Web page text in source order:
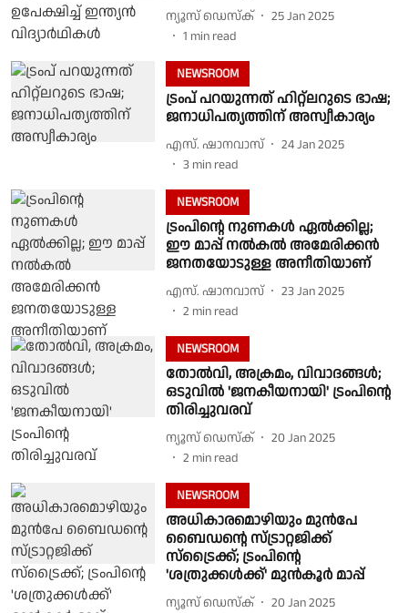
ന്യൂസ് ഡെസ്ക്
25 Jan 2025
1 min read
NEWSROOM
ട്രംപ് പറയുന്നത് ഹിറ്റ്ലറുടെ ഭാഷ;
ജനാധിപത്യത്തിന് അസ്വീകാര്യം
എസ്. ഷാനവാസ്
24 Jan 2025
3 min read
NEWSROOM
ട്രംപിന്റെ നുണകള്‍ ഏല്‍ക്കില്ല;
ഈ മാപ്പ് നല്‍കല്‍ അമേരിക്കന്‍
ജനതയോടുള്ള അനീതിയാണ്
എസ്. ഷാനവാസ്
23 Jan 2025
2 min read
NEWSROOM
തോല്‍വി, അക്രമം, വിവാദങ്ങള്‍;
ഒടുവില്‍ 'ജനകീയനായി' ട്രംപിന്റെ
തിരിച്ചുവരവ്
ന്യൂസ് ഡെസ്ക്
20 Jan 2025
2 min read
NEWSROOM
അധികാരമൊഴിയും മുന്‍പേ
ബൈഡന്റെ സ്ട്രാറ്റജിക്ക്
സ്ട്രൈക്ക്; ട്രംപിന്റെ
'ശത്രുക്കള്‍ക്ക്' മുന്‍കൂര്‍ മാപ്പ്
ന്യൂസ് ഡെസ്ക്
20 Jan 2025